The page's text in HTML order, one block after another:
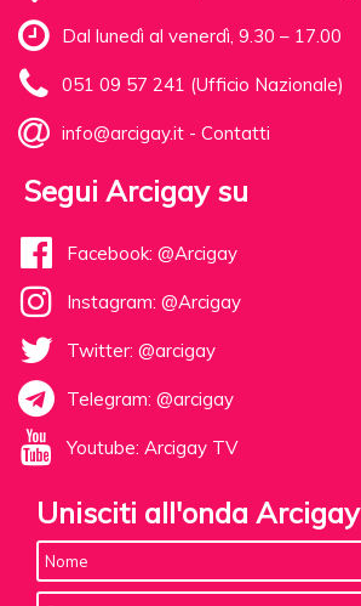
Dal lunedì al venerdì, 9.30 – 17.00
051 09 57 241 (Ufficio Nazionale)
info@arcigay.it - Contatti
Segui Arcigay su
Facebook: @Arcigay
Instagram: @Arcigay
Twitter: @arcigay
Telegram: @arcigay
Youtube: Arcigay TV
Unisciti all'onda Arcigay